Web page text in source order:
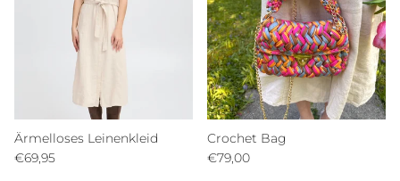
Ärmelloses Leinenkleid
€69,95
Crochet Bag
€79,00